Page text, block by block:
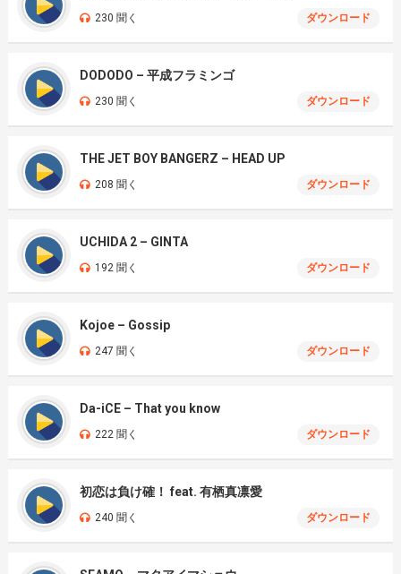
230 聞く ダウンロード
DODODO – 平成フラミンゴ
230 聞く ダウンロード
THE JET BOY BANGERZ – HEAD UP
208 聞く ダウンロード
UCHIDA 2 – GINTA
192 聞く ダウンロード
Kojoe – Gossip
247 聞く ダウンロード
Da-iCE – That you know
222 聞く ダウンロード
初恋は負け確！ feat. 有栖真凛愛
240 聞く ダウンロード